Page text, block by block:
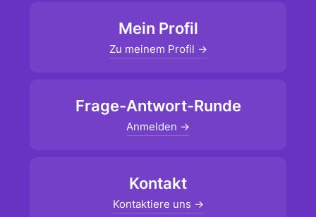
Mein Profil
Zu meinem Profil →
Frage-Antwort-Runde
Anmelden →
Kontakt
Kontaktiere uns →